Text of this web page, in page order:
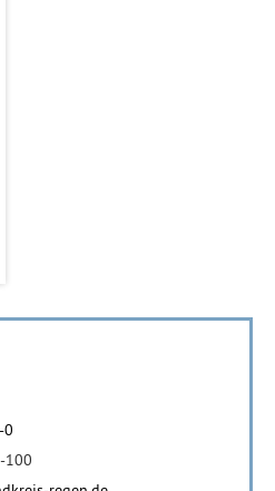
0
100